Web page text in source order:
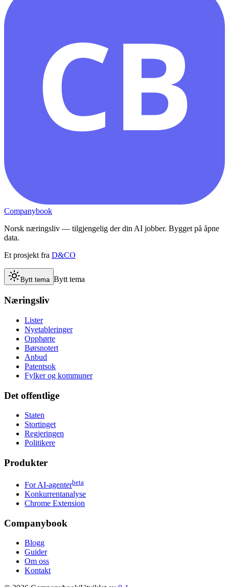
CB
Companybook
Norsk næringsliv — tilgjengelig der din AI jobber. Bygget på åpne
data.
Et prosjekt fra D&CO
Bytt tema Bytt tema
Næringsliv
Lister
Nyetableringer
Opphørte
Børsnotert
Anbud
Patentsok
Fylker og kommuner
Det offentlige
Staten
Stortinget
Regjeringen
Politikere
Produkter
For AI-agenterbeta
Konkurrentanalyse
Chrome Extension
Companybook
Blogg
Guider
Om oss
Kontakt